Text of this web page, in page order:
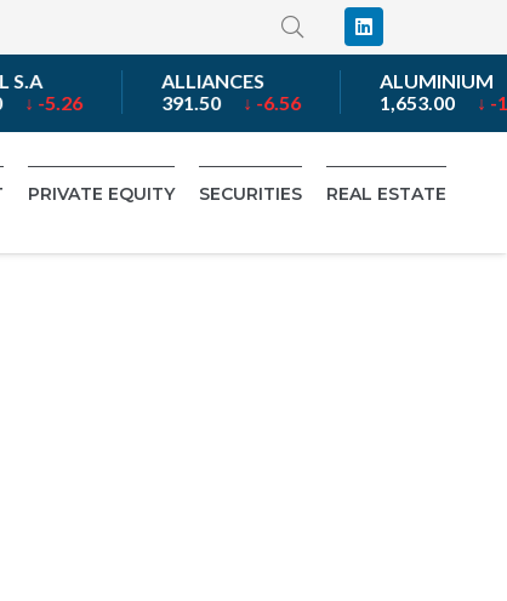
↓ -5.26
ALLIANCES
391.50↓ -6.56
ALUMINIUM
1,653.00↓ -
PRIVATE EQUITY SECURITIES REAL ESTATE